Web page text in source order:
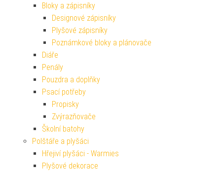
Bloky a zápisníky
Designové zápisníky
Plyšové zápisníky
Poznámkové bloky a plánovače
Diáře
Penály
Pouzdra a doplňky
Psací potřeby
Propisky
Zvýrazňovače
Školní batohy
Polštáře a plyšáci
Hřejiví plyšáci - Warmies
Plyšové dekorace